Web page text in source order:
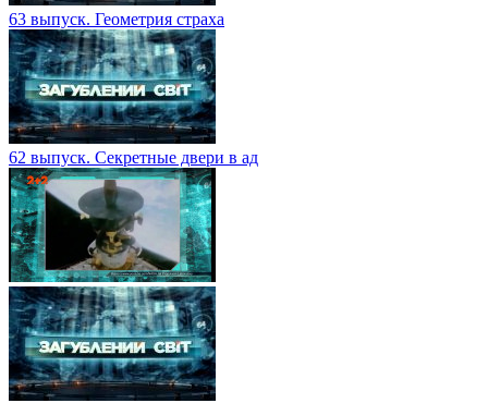
63 выпуск. Геометрия страха
62 выпуск. Секретные двери в ад